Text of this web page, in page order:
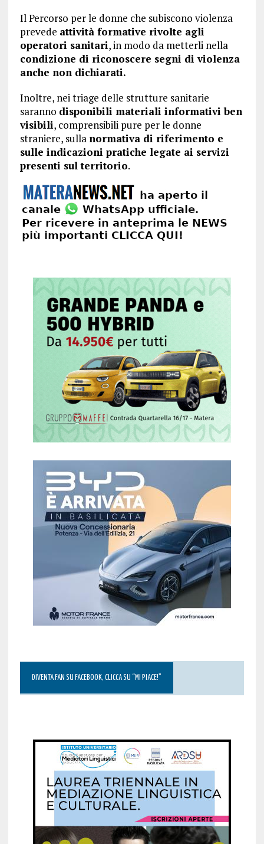
Il Percorso per le donne che subiscono violenza
prevede attività formative rivolte agli
operatori sanitari, in modo da metterli nella
condizione di riconoscere segni di violenza
anche non dichiarati.
Inoltre, nei triage delle strutture sanitarie
saranno disponibili materiali informativi ben
visibili, comprensibili pure per le donne
straniere, sulla normativa di riferimento e
sulle indicazioni pratiche legate ai servizi
presenti sul territorio.
DIVENTA FAN SU FACEBOOK, CLICCA SU “MI PIACE!”